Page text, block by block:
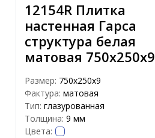
12154R Плитка
настенная Гарса
структура белая
матовая 750х250х9
Размер: 750х250х9
Фактура: матовая
Тип: глазурованная
Толщина: 9 мм
Цвета: